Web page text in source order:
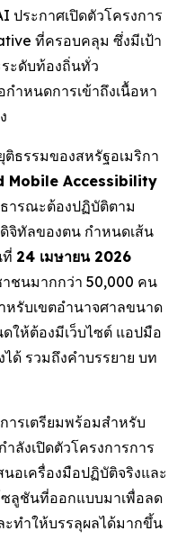
ประกาศเปิดตัวโครงการ
ที่ครอบคลุม ซึ่งมีเป้า
ะดับท้องถิ่นทั่ว
ำหนดการเข้าถึงเนื้อหา
ติธรรมของสหรัฐอเมริกา
Mobile Accessibility
ารณะต้องปฏิบัติตาม
จิทัลของตน กำหนดเส้น
ที่ 24 เมษายน 2026
ชนมากกว่า 50,000 คน
หรับเขตอำนาจศาลขนาด
ให้ต้องมีเว็บไซต์ แอปมือ
ด้ รวมถึงคำบรรยาย บท
ารเตรียมพร้อมสำหรับ
ลังเปิดตัวโครงการการ
อเครื่องมือปฏิบัติจริงและ
ซลูชันที่ออกแบบมาเพื่อลด
ทำให้บรรลุผลได้มากขึ้น